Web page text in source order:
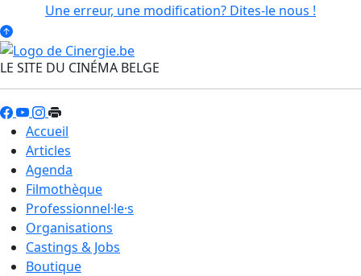
Une erreur, une modification? Dites-le nous !
LE SITE DU CINÉMA BELGE
Accueil
Articles
Agenda
Filmothèque
Professionnel·le·s
Organisations
Castings & Jobs
Boutique